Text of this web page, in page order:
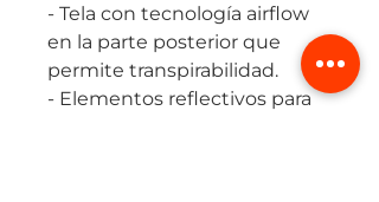
- Tela con tecnología airflow
en la parte posterior que
permite transpirabilidad.
- Elementos reflectivos para